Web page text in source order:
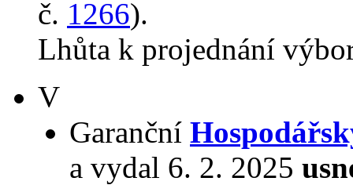
č. 1266).
Lhůta k projednání
V
Garanční
a vydal 6. 2. 2025